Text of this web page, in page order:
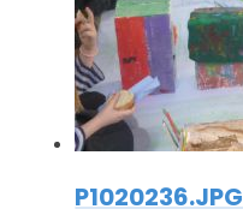
P1020236.JPG